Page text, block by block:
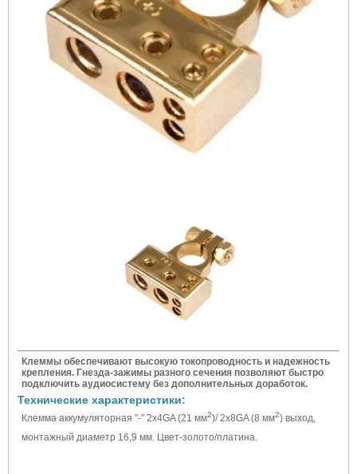
Клеммы обеспечивают высокую токопроводность и надежность
крепления. Гнезда-зажимы разного сечения позволяют быстро
подключить аудиосистему без дополнительных доработок.
Технические характеристики:
Клемма аккумуляторная "-" 2х4GA (21 мм2)/ 2х8GA (8 мм2) выход,
монтажный диаметр 16,9 мм. Цвет-золото/платина.